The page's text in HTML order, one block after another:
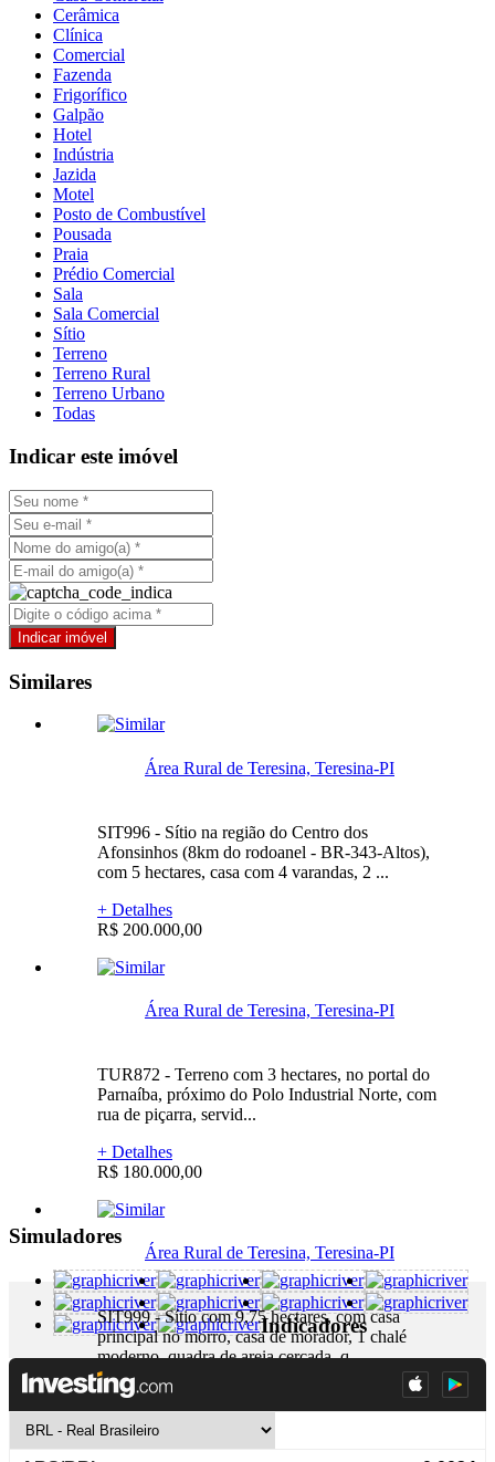
Cerâmica
Clínica
Comercial
Fazenda
Frigorífico
Galpão
Hotel
Indústria
Jazida
Motel
Posto de Combustível
Pousada
Praia
Prédio Comercial
Sala
Sala Comercial
Sítio
Terreno
Terreno Rural
Terreno Urbano
Todas
Indicar este imóvel
Similares
Área Rural de Teresina, Teresina-PI
SIT996 - Sítio na região do Centro dos
Afonsinhos (8km do rodoanel - BR-343-Altos),
com 5 hectares, casa com 4 varandas, 2 ...
+ Detalhes
R$ 200.000,00
Área Rural de Teresina, Teresina-PI
TUR872 - Terreno com 3 hectares, no portal do
Parnaíba, próximo do Polo Industrial Norte, com
rua de piçarra, servid...
+ Detalhes
R$ 180.000,00
Área Rural de Teresina, Teresina-PI
SIT999 - Sítio com 9,75 hectares, com casa
principal no morro, casa de morador, 1 chalé
moderno, quadra de areia cercada, q...
+ Detalhes
R$ 1.100.000,00
Simuladores
Indicadores